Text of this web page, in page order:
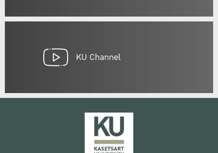
KU Channel